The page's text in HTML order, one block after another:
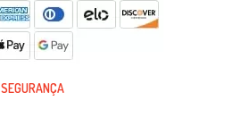
SEGURANÇA